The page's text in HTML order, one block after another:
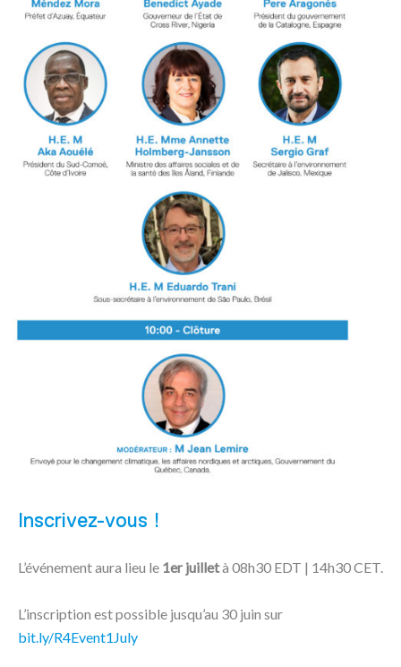
Inscrivez-vous !
L’événement aura lieu le 1er juilletà 08h30 EDT | 14h30 CET.
L’inscription est possible jusqu’au 30 juin sur
bit.ly/R4Event1July